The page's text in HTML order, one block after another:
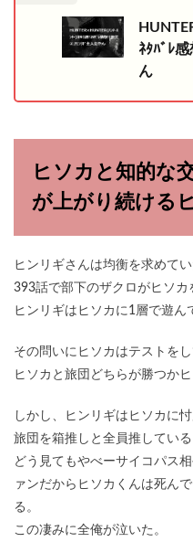
ﾈﾀﾊﾞﾚ
ん
ヒソカと知的な
が上がり続ける
ヒンリギさんは均衡を求めてい
393話で部下のザクロがヒソカ
ヒンリギはヒソカに1層で遊ん
その問いにヒソカはテストをし
ヒソカと旅団どちらが勝つか
しかし、ヒンリギはヒソカに忖
旅団を箱推しと全員推してい
どう見てもやべーサイコパス
ァンだからヒソカくんは死ん
る。
この凄みに全俺が泣いた。